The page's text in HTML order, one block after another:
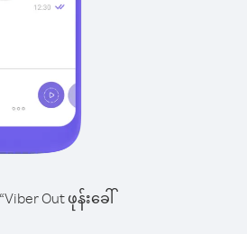
Out ဖုန်းခေါ်